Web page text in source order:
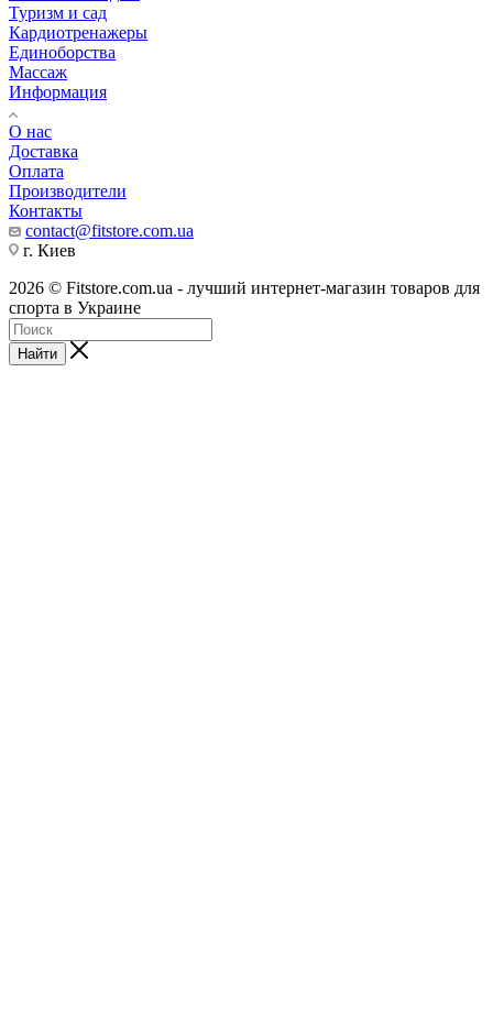
Туризм и сад
Кардиотренажеры
Единоборства
Массаж
Информация
О нас
Доставка
Оплата
Производители
Контакты
contact@fitstore.com.ua
г. Киев
2026 © Fitstore.com.ua - лучший интернет-магазин товаров для
спорта в Украине
Найти